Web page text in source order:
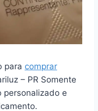
para comprar
– PR Somente
personalizado e